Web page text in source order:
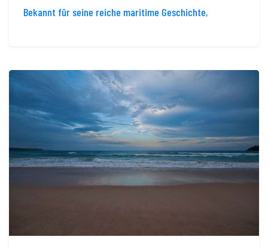
Bekannt für seine reiche maritime Geschichte,